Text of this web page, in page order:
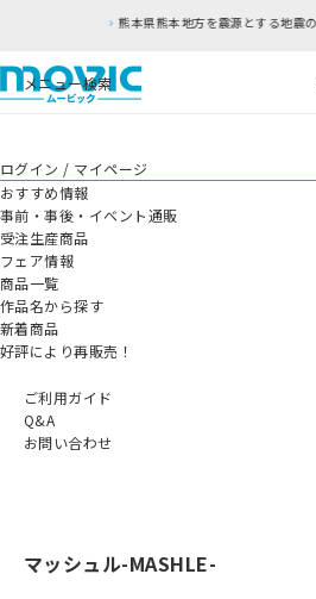
を震源とする地震の影響につきまして
メニュー検索
ログイン / マイページ
おすすめ情報
事前・事後・イベント通販
受注生産商品
フェア情報
商品一覧
作品名から探す
新着商品
好評により再販売！
ご利用ガイド
Q&A
お問い合わせ
マッシュル-MASHLE-